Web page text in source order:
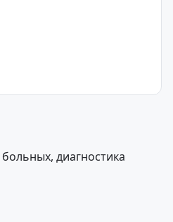
диагностика